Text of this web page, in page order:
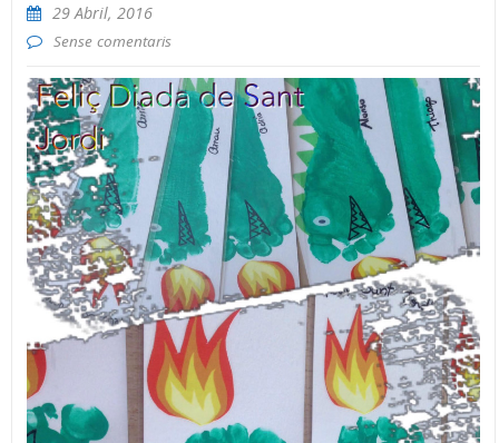
29 Abril, 2016
Sense comentaris